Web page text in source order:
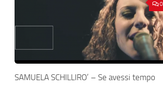
0
SAMUELA SCHILLIRO’ – Se avessi tempo